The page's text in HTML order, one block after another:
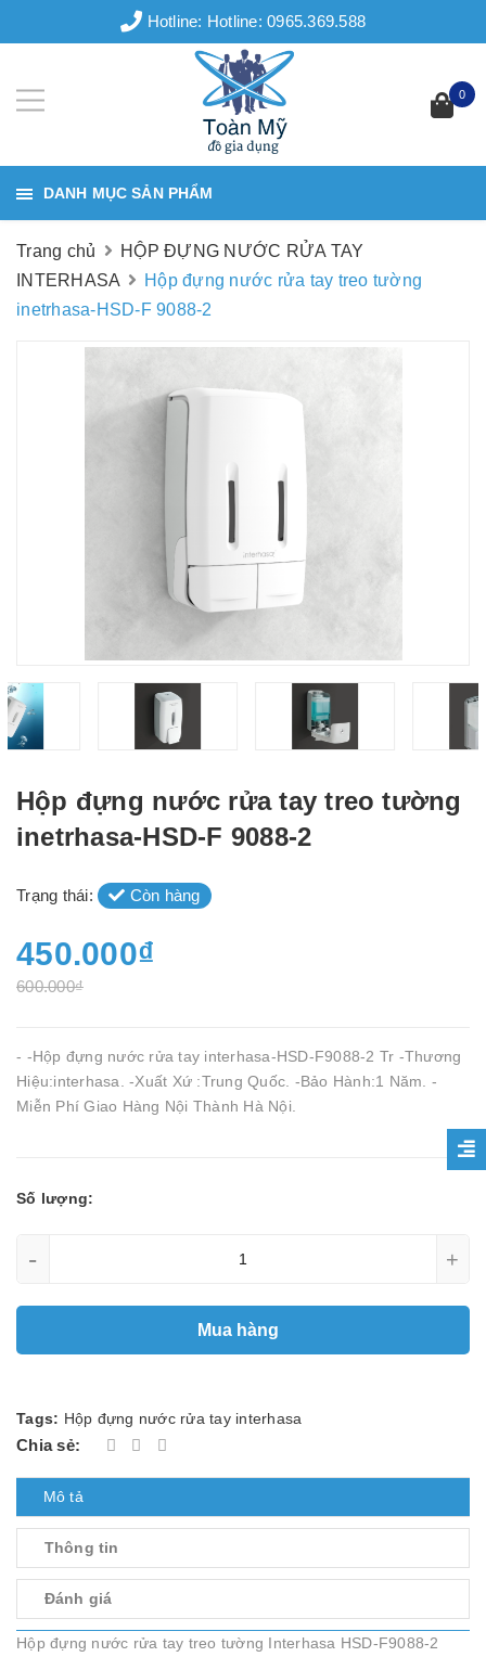
Hotline: Hotline: 0965.369.588
0
DANH MỤC SẢN PHẨM
Trang chủ
HỘP ĐỰNG NƯỚC RỬA TAY
INTERHASA
Hộp đựng nước rửa tay treo tường
inetrhasa-HSD-F 9088-2
Hộp đựng nước rửa tay treo tường
inetrhasa-HSD-F 9088-2
Trạng thái: Còn hàng
450.000₫
600.000₫
- -Hộp đựng nước rửa tay interhasa-HSD-F9088-2 Tr -Thương
Hiệu:interhasa. -Xuất Xứ :Trung Quốc. -Bảo Hành:1 Năm. -
Miễn Phí Giao Hàng Nội Thành Hà Nội.
Số lượng:
- +
Mua hàng
Tags: Hộp đựng nước rửa tay interhasa
Chia sẻ:
Mô tả
Thông tin
Đánh giá
Hộp đựng nước rửa tay treo tường Interhasa HSD-F9088-2